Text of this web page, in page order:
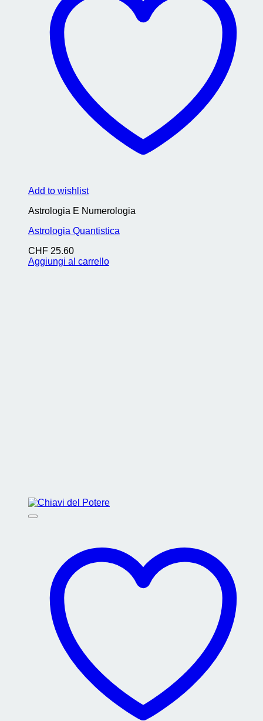
Add to wishlist
Astrologia E Numerologia
Astrologia Quantistica
CHF 25.60
Aggiungi al carrello